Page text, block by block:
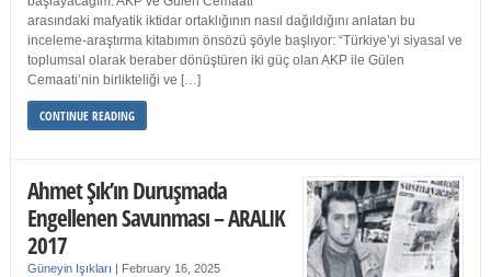
arasındaki mafyatik iktidar ortaklığının nasıl dağıldığını anlatan bu
inceleme-araştırma kitabımın önsözü şöyle başlıyor: “Türkiye’yi siyasal ve
toplumsal olarak beraber dönüştüren iki güç olan AKP ile Gülen
Cemaati’nin birlikteliği ve […]
CONTINUE READING
Ahmet Şık’ın Duruşmada
Engellenen Savunması – ARALIK
2017
Güneyin Işıkları | February 16, 2025